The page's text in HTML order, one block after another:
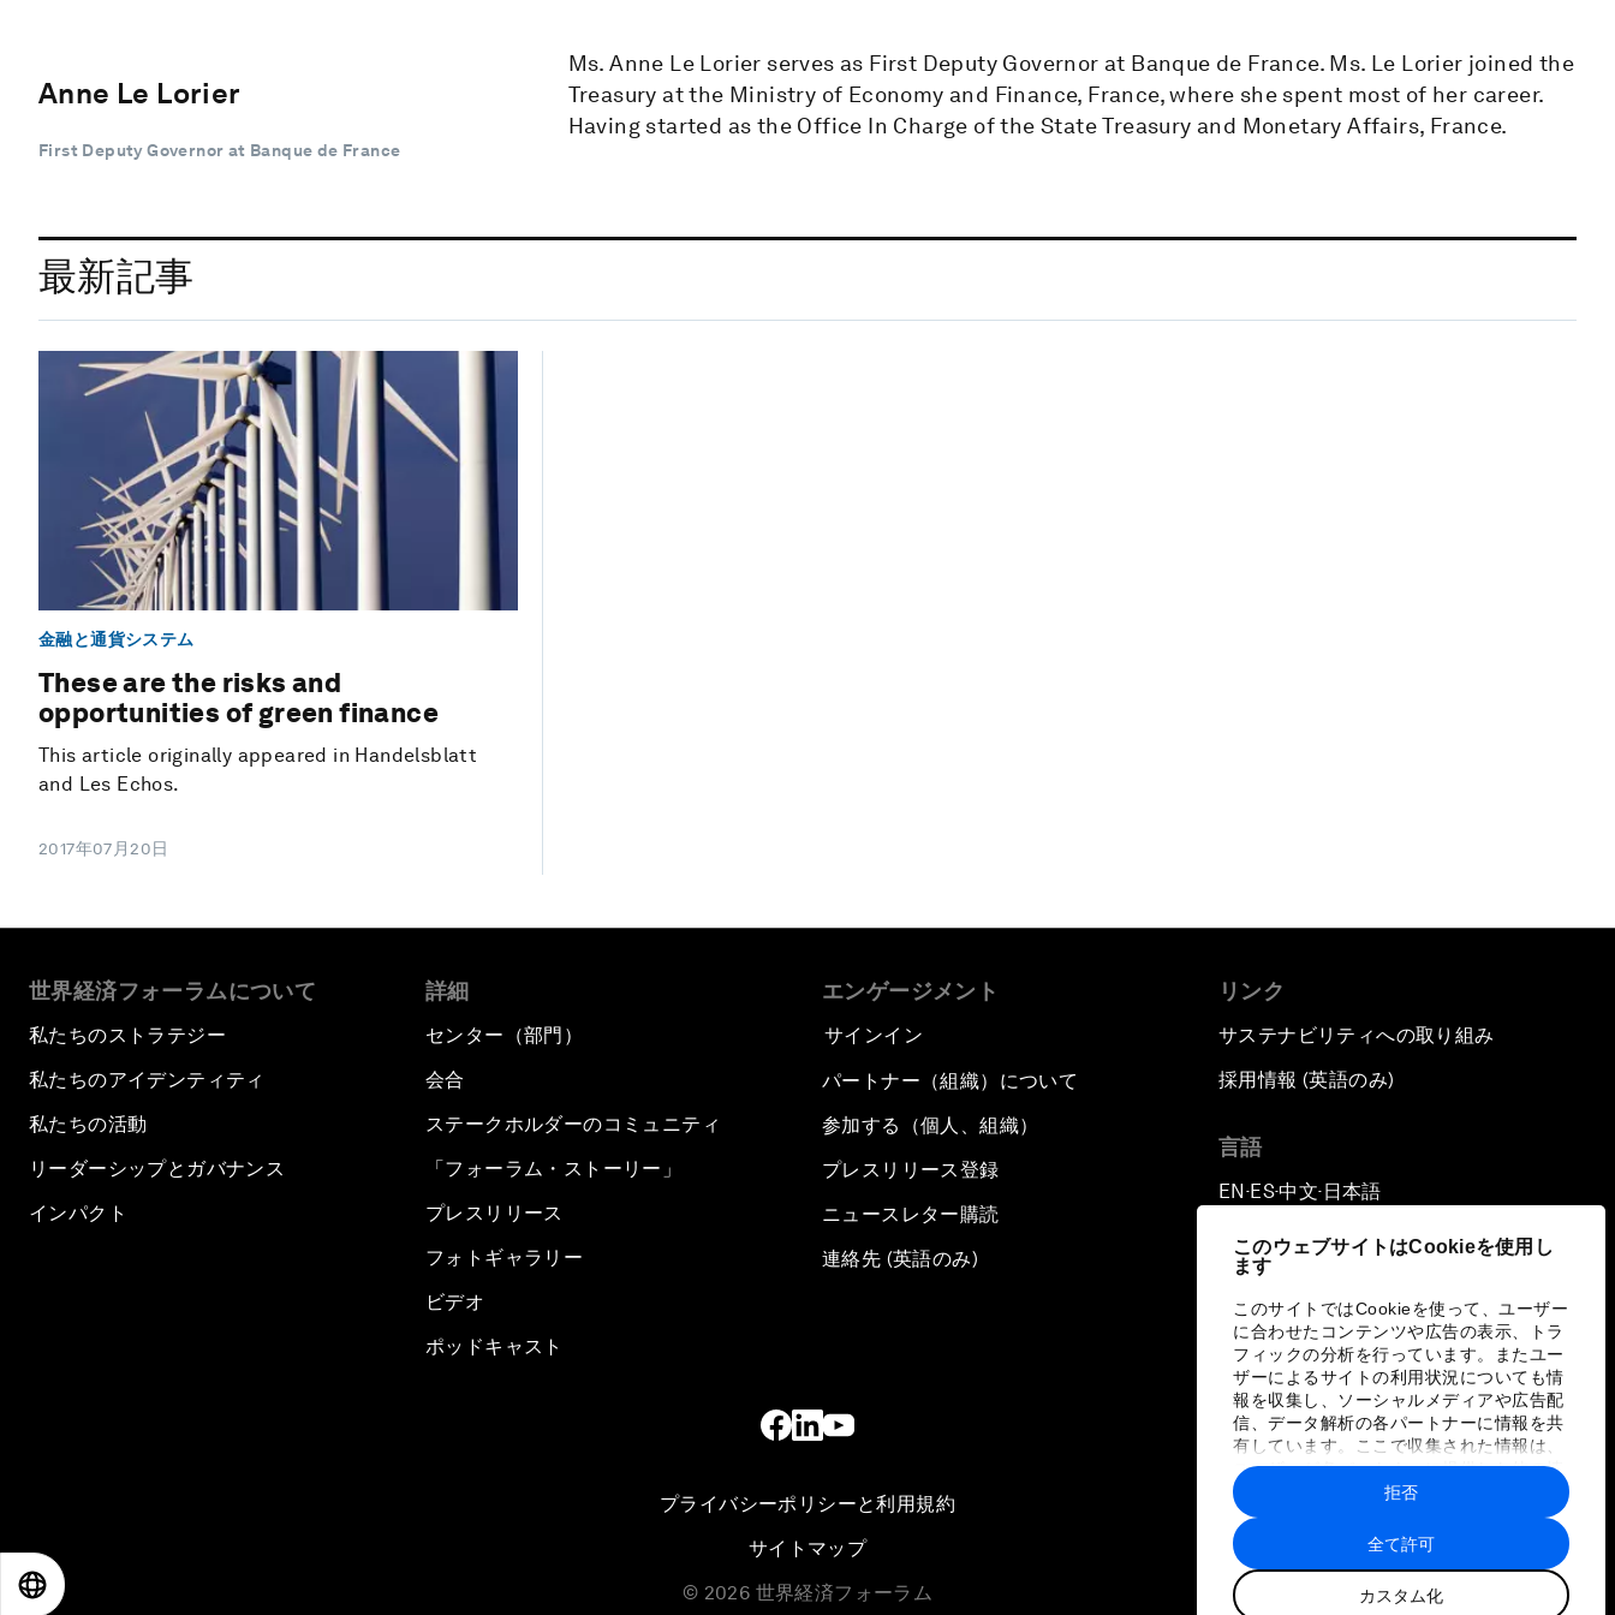
このウェブサイトはCookieを使用し
ます
このサイトではCookieを使って、ユーザー
に合わせたコンテンツや広告の表示、トラ
フィックの分析を行っています。またユー
ザーによるサイトの利用状況についても情
報を収集し、ソーシャルメディアや広告配
信、データ解析の各パートナーに情報を共
有しています。ここで収集された情報は、
ユーザーが各パートナーに提供した他の情
報や各パートナーのサービスを使用した際
に収集された情報と組み合わされ、各パー
トナーによって使用されることがありま
す。
全て許可
カスタム化
拒否
Anne Le Lorier
First Deputy Governor at Banque de France
Ms. Anne Le Lorier serves as First Deputy Governor at Banque de France. Ms. Le Lorier joined the
Treasury at the Ministry of Economy and Finance, France, where she spent most of her career.
Having started as the Office In Charge of the State Treasury and Monetary Affairs, France.
最新記事
金融と通貨システム
These are the risks and
opportunities of green finance
This article originally appeared in Handelsblatt
and Les Echos.
2017年07月20日
世界経済フォーラムについて
私たちのストラテジー
私たちのアイデンティティ
私たちの活動
リーダーシップとガバナンス
インパクト
詳細
センター（部門）
会合
ステークホルダーのコミュニティ
「フォーラム・ストーリー」
プレスリリース
フォトギャラリー
ビデオ
ポッドキャスト
エンゲージメント
サインイン
パートナー（組織）について
参加する（個人、組織）
プレスリリース登録
ニュースレター購読
連絡先 (英語のみ)
リンク
サステナビリティへの取り組み
採用情報 (英語のみ)
言語
EN ▪ ES▪中文▪ 日本語
プライバシーポリシーと利用規約
サイトマップ
© 2026 世界経済フォーラム